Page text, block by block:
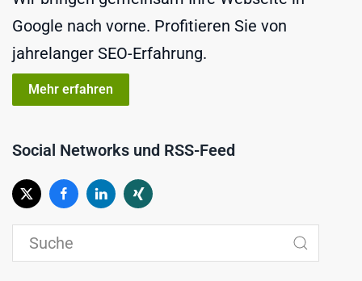
Google nach vorne. Profitieren Sie von
jahrelanger SEO-Erfahrung.
Mehr erfahren
Social Networks und RSS-Feed